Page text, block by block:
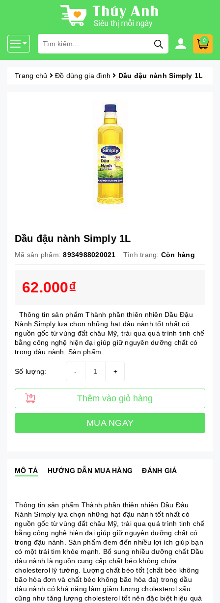
0
Trang chủ Đồ dùng gia đình Dầu đậu nành Simply 1L
Dầu đậu nành Simply 1L
Mã sản phẩm: 8934988020021 Tình trạng: Còn hàng
62.000₫
Thông tin sản phẩm Thành phần thiên nhiên Dầu Đậu
Nành Simply lựa chọn những hạt đậu nành tốt nhất có
nguồn gốc từ vùng đất châu Mỹ, trải qua quá trình tinh chế
bằng công nghệ hiện đại giúp giữ nguyên dưỡng chất có
trong đậu nành. Sản phẩm...
Số lượng: +
-
Thêm vào giỏ hàng
MUA NGAY
MÔ TẢ HƯỚNG DẪN MUA HÀNG ĐÁNH GIÁ
Thông tin sản phẩm Thành phần thiên nhiên Dầu Đậu
Nành Simply lựa chọn những hạt đậu nành tốt nhất có
nguồn gốc từ vùng đất châu Mỹ, trải qua quá trình tinh chế
bằng công nghệ hiện đại giúp giữ nguyên dưỡng chất có
trong đậu nành. Sản phẩm đem đến nhiều lợi ích giúp bạn
có một trái tim khỏe mạnh. Bổ sung nhiều dưỡng chất Dầu
đậu nành là nguồn cung cấp chất béo không chứa
cholesterol lý tưởng. Lượng chất béo tốt (chất béo không
bão hòa đơn và chất béo không bão hòa đa) trong dầu
đậu nành có khả năng làm giảm lượng cholesterol xấu
cũng như tăng lượng cholesterol tốt nên đặc biệt hiệu quả